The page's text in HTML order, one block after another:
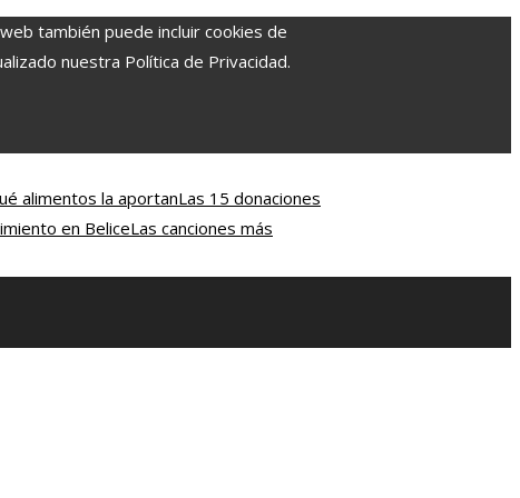
también puede incluir cookies de
nuestra Política de Privacidad.
alimentos la aportanLas 15 donaciones
en BeliceLas canciones más